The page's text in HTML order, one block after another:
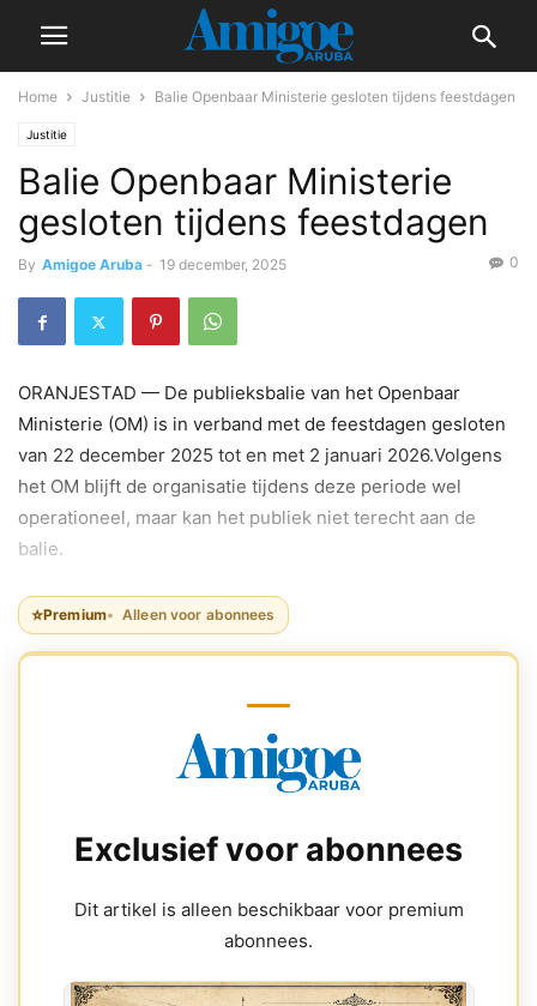
Home Justitie Balie Openbaar Ministerie gesloten tijdens feestdagen
Justitie
Balie Openbaar Ministerie
gesloten tijdens feestdagen
By Amigoe Aruba - 19 december, 2025 0
ORANJESTAD — De publieksbalie van het Openbaar
Ministerie (OM) is in verband met de feestdagen gesloten
van 22 december 2025 tot en met 2 januari 2026.Volgens
het OM blijft de organisatie tijdens deze periode wel
operationeel, maar kan het publiek niet terecht aan de
balie.
⭐Premium Alleen voor abonnees
Exclusief voor abonnees
Dit artikel is alleen beschikbaar voor premium
abonnees.